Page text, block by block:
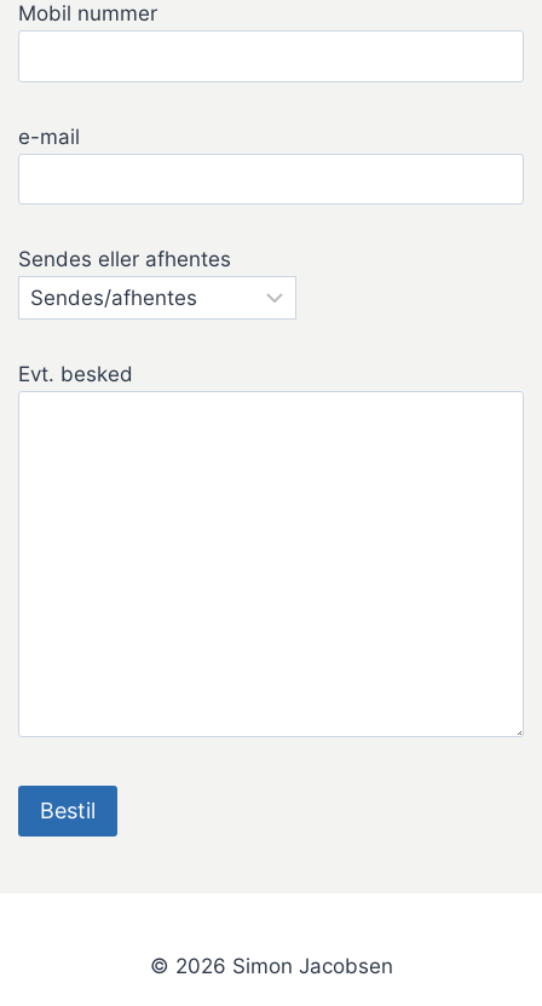
Mobil nummer
e-mail
Sendes eller afhentes
Evt. besked
© 2026 Simon Jacobsen